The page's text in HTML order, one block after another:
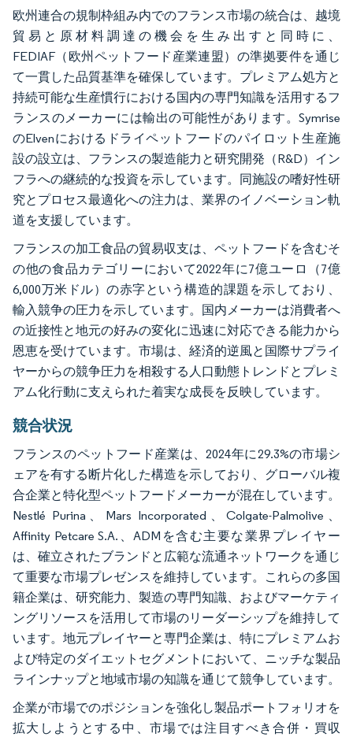
欧州連合の規制枠組み内でのフランス市場の統合は、越境
貿易と原材料調達の機会を生み出すと同時に、
FEDIAF（欧州ペットフード産業連盟）の準拠要件を通じ
て一貫した品質基準を確保しています。プレミアム処方と
持続可能な生産慣行における国内の専門知識を活用するフ
ランスのメーカーには輸出の可能性があります。Symrise
のElvenにおけるドライペットフードのパイロット生産施
設の設立は、フランスの製造能力と研究開発（R&D）イン
フラへの継続的な投資を示しています。同施設の嗜好性研
究とプロセス最適化への注力は、業界のイノベーション軌
道を支援しています。
フランスの加工食品の貿易収支は、ペットフードを含むそ
の他の食品カテゴリーにおいて2022年に7億ユーロ（7億
6,000万米ドル）の赤字という構造的課題を示しており、
輸入競争の圧力を示しています。国内メーカーは消費者へ
の近接性と地元の好みの変化に迅速に対応できる能力から
恩恵を受けています。市場は、経済的逆風と国際サプライ
ヤーからの競争圧力を相殺する人口動態トレンドとプレミ
アム化行動に支えられた着実な成長を反映しています。
競合状況
フランスのペットフード産業は、2024年に29.3%の市場シ
ェアを有する断片化した構造を示しており、グローバル複
合企業と特化型ペットフードメーカーが混在しています。
Nestlé Purina、Mars Incorporated、Colgate-Palmolive、
Affinity Petcare S.A.、ADMを含む主要な業界プレイヤー
は、確立されたブランドと広範な流通ネットワークを通じ
て重要な市場プレゼンスを維持しています。これらの多国
籍企業は、研究能力、製造の専門知識、およびマーケティ
ングリソースを活用して市場のリーダーシップを維持して
います。地元プレイヤーと専門企業は、特にプレミアムお
よび特定のダイエットセグメントにおいて、ニッチな製品
ラインナップと地域市場の知識を通じて競争しています。
企業が市場でのポジションを強化し製品ポートフォリオを
拡大しようとする中、市場では注目すべき合併・買収